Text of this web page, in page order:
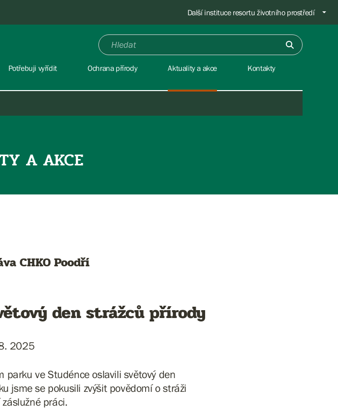
Další instituce resortu životního prostředí
Potřebuji vyřídit Ochrana přírody Aktuality a akce Kontakty
A AKCE
CHKO Poodří
den strážců přírody
2025
ve Studénce oslavili světový den
jsme se pokusili zvýšit povědomí o stráži
práci.